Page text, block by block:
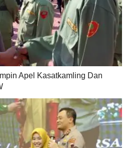
Apel Kasatkamling Dan